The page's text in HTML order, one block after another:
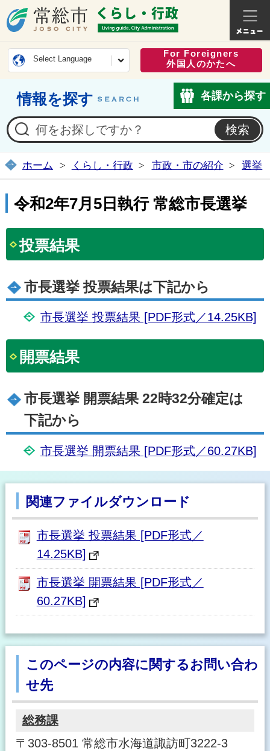
常総市公式ホームページ
くらし
Select Language
For Foreigners
外国人のかたへ
情報を探す 各課から探す
ホーム くらし・行政 市政・市の紹介 選挙
令和2年7月5日執行 常総市長選挙
投票結果
市長選挙 投票結果は下記から
市長選挙 投票結果 [PDF形式／14.25KB]
開票結果
市長選挙 開票結果 22時32分確定は
下記から
市長選挙 開票結果 [PDF形式／60.27KB]
関連ファイルダウンロード
市長選挙 投票結果 [PDF形式／
14.25KB]
市長選挙 開票結果 [PDF形式／
60.27KB]
このページの内容に関するお問い合わ
せ先
総務課
〒303-8501 常総市水海道諏訪町3222-3